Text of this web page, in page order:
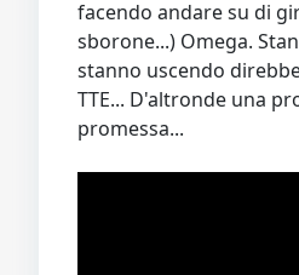
facendo andare su di
sborone...) Omega.
stanno uscendo
TTE... D'altronde una
promessa...